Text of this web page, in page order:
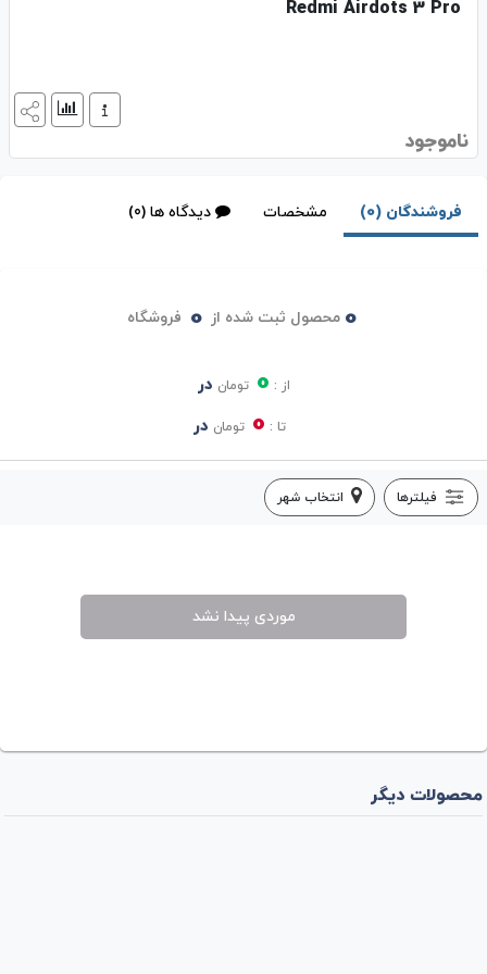
Redmi Airdots 3 Pro
ناموجود
فروشندگان (0) مشخصات دیدگاه ها (0)
0 محصول ثبت شده از 0 فروشگاه
از : 0 تومان در
تا : 0 تومان در
فیلترها انتخاب شهر
موردی پیدا نشد
محصولات دیگر